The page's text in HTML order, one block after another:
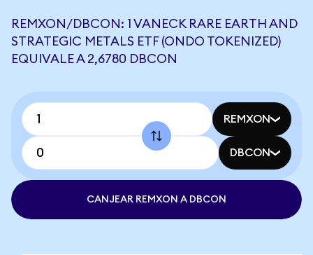
REMXON/DBCON: 1 VANECK RARE EARTH AND
STRATEGIC METALS ETF (ONDO TOKENIZED)
EQUIVALE A 2,6780 DBCON
REMXON
DBCON
CANJEAR REMXON A DBCON